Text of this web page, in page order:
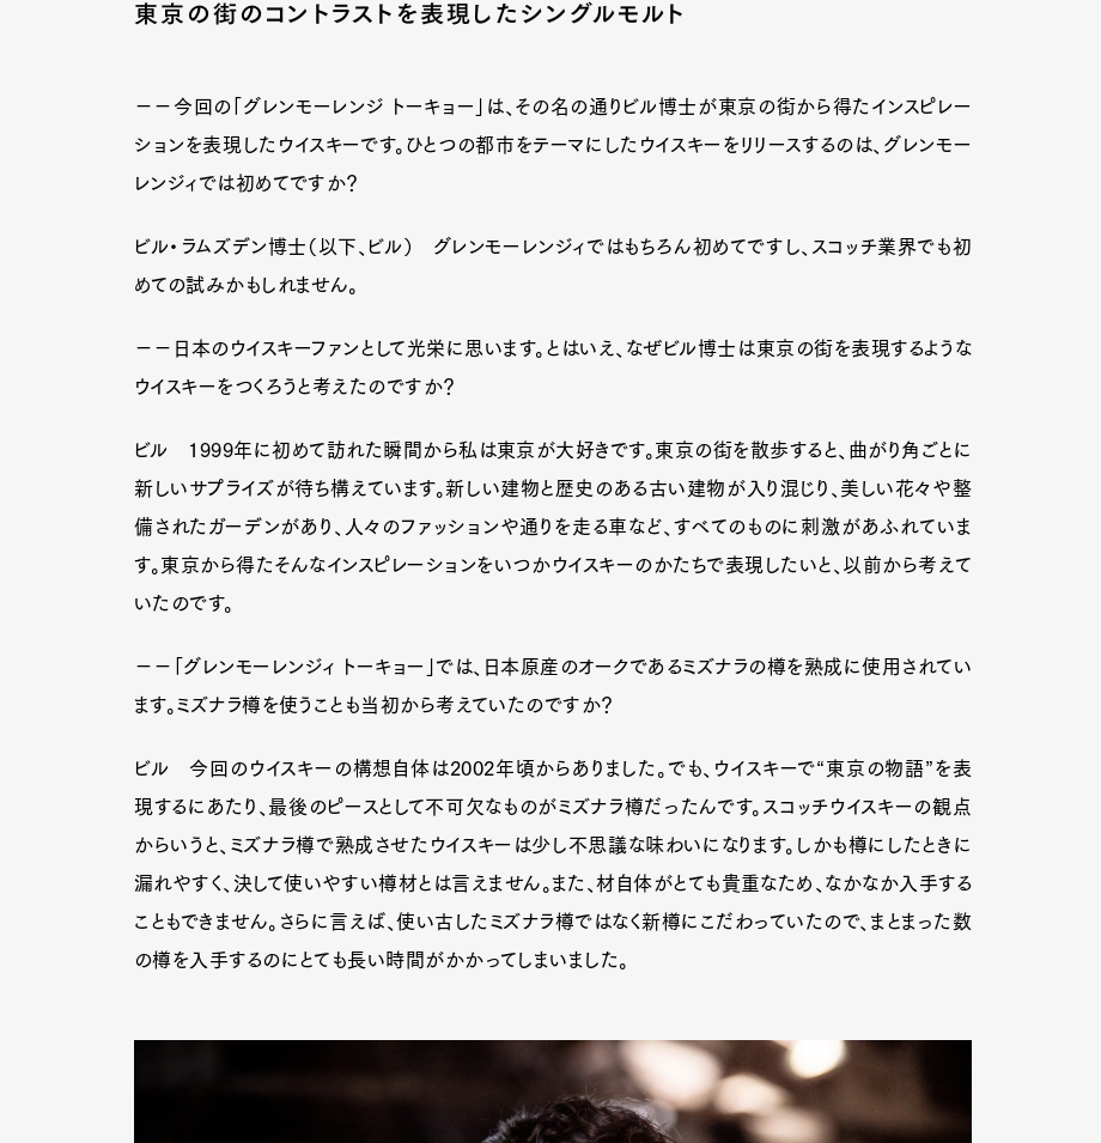
Art&Design Watch
Fashion
Gourmet
Cars Product
Culture
Lifestyle
Pen Membership Magazine Official Columnist
東京の街のコントラストを表現したシングルモルト
−−今回の「グレンモーレンジ トーキョー」は、その名の通りビル博士が東京の街から得たインスピレー
ションを表現したウイスキーです。ひとつの都市をテーマにしたウイスキーをリリースするのは、グレンモー
レンジィでは初めてですか？
ビル・ラムズデン博士（以下、ビル） グレンモーレンジィではもちろん初めてですし、スコッチ業界でも初
めての試みかもしれません。
−−日本のウイスキーファンとして光栄に思います。とはいえ、なぜビル博士は東京の街を表現するような
ウイスキーをつくろうと考えたのですか？
ビル 1999年に初めて訪れた瞬間から私は東京が大好きです。東京の街を散歩すると、曲がり角ごとに
新しいサプライズが待ち構えています。新しい建物と歴史のある古い建物が入り混じり、美しい花々や整
備されたガーデンがあり、人々のファッションや通りを走る車など、すべてのものに刺激があふれていま
す。東京から得たそんなインスピレーションをいつかウイスキーのかたちで表現したいと、以前から考えて
いたのです。
−−「グレンモーレンジィ トーキョー」では、日本原産のオークであるミズナラの樽を熟成に使用されてい
ます。ミズナラ樽を使うことも当初から考えていたのですか？
ビル 今回のウイスキーの構想自体は2002年頃からありました。でも、ウイスキーで“東京の物語”を表
現するにあたり、最後のピースとして不可欠なものがミズナラ樽だったんです。スコッチウイスキーの観点
からいうと、ミズナラ樽で熟成させたウイスキーは少し不思議な味わいになります。しかも樽にしたときに
漏れやすく、決して使いやすい樽材とは言えません。また、材自体がとても貴重なため、なかなか入手する
こともできません。さらに言えば、使い古したミズナラ樽ではなく新樽にこだわっていたので、まとまった数
の樽を入手するのにとても長い時間がかかってしまいました。